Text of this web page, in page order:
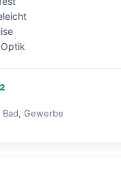
Gewerbe